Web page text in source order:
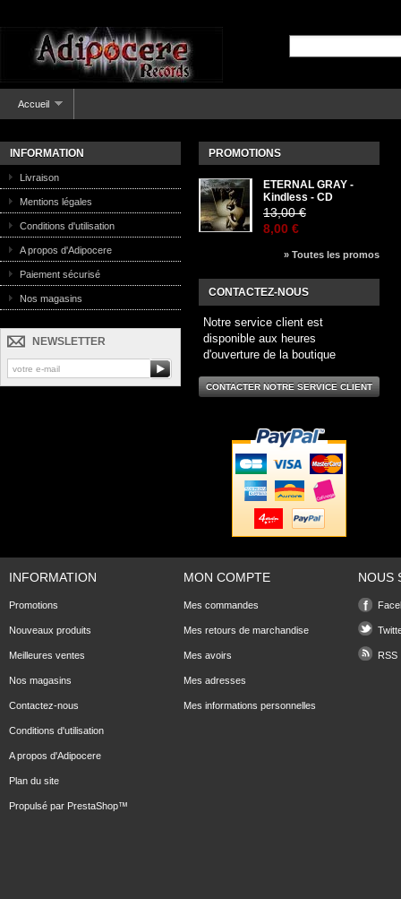
Accueil
INFORMATION
Livraison
Mentions légales
Conditions d'utilisation
A propos d'Adipocere
Paiement sécurisé
Nos magasins
NEWSLETTER
PROMOTIONS
ETERNAL GRAY -
Kindless - CD
13,00 €
8,00 €
» Toutes les promos
CONTACTEZ-NOUS
Notre service client est
disponible aux heures
d'ouverture de la boutique
CONTACTER NOTRE SERVICE CLIENT
INFORMATION
Promotions
Nouveaux produits
Meilleures ventes
Nos magasins
Contactez-nous
Conditions d'utilisation
A propos d'Adipocere
Plan du site
Propulsé par PrestaShop™
MON COMPTE
Mes commandes
Mes retours de marchandise
Mes avoirs
Mes adresses
Mes informations personnelles
NOUS
RSS